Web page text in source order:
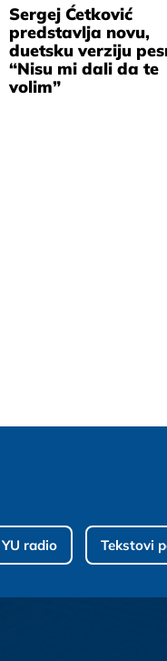
Sergej Ćetković
predstavlja novu,
duetsku verziju
“Nisu mi dali da te
volim”
radio Tekstovi